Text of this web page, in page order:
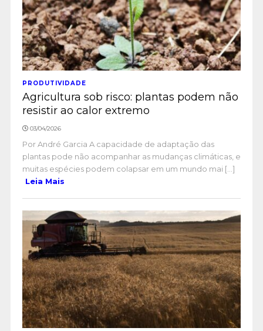
PRODUTIVIDADE
Agricultura sob risco: plantas podem não
resistir ao calor extremo
03/04/2026
Por André Garcia A capacidade de adaptação das
plantas pode não acompanhar as mudanças climáticas, e
muitas espécies podem colapsar em um mundo mai [...]
Leia Mais